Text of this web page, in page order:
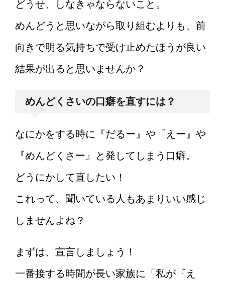
どうせ、しなきゃならないこと。
めんどうと思いながら取り組むよりも、前
向きで明る気持ちで受け止めたほうが良い
結果が出ると思いませんか？
めんどくさいの口癖を直すには？
なにかをする時に『だるー』や『えー』や
『めんどくさー』と発してしまう口癖。
どうにかして直したい！
これって、聞いている人もあまりいい感じ
しませんよね？
まずは、宣言しましょう！
一番接する時間が長い家族に「私が『え